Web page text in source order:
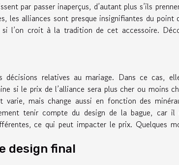
par passer inaperçus, d’autant plus s’ils
les alliances sont presque insignifiantes du point
l’on croit à la tradition de cet accessoire.
relatives au mariage. Dans ce cas,
si le prix de l’alliance sera plus cher ou moins
mais change aussi en fonction des
tenir compte du design de la bague, car il
ce qui peut impacter le prix. Quelques
design final